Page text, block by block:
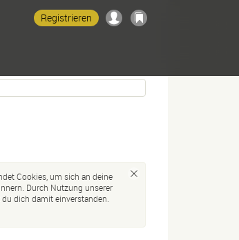
Registrieren
Cookies, um sich an deine
Durch Nutzung unserer
dich damit einverstanden.